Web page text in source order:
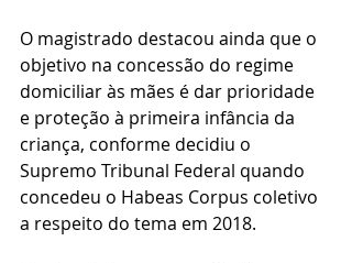
O magistrado destacou ainda que o
objetivo na concessão do regime
domiciliar às mães é dar prioridade
e proteção à primeira infância da
criança, conforme decidiu o
Supremo Tribunal Federal quando
concedeu o Habeas Corpus coletivo
a respeito do tema em 2018.